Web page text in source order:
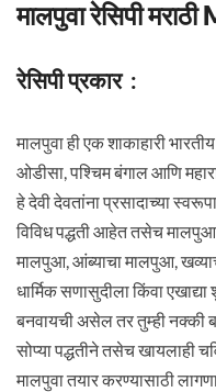
मालपुवा रेसिपी
रेसिपी प्रकार :
मालपुवा ही एक शाकाहारी
ओडीसा, पश्चिम बंगाल आणि
हे देवी देवतांना प्रसादाच्या
विविध पद्धती आहेत तसेच
मालपुआ, आंब्याचा मालपुआ,
धार्मिक सणासुदीला किंवा
बनवायची असेल तर तुम्ही नक्की
सोप्या पद्धतीने तसेच खायलाही
मालपुवा तयार करण्यासाठी